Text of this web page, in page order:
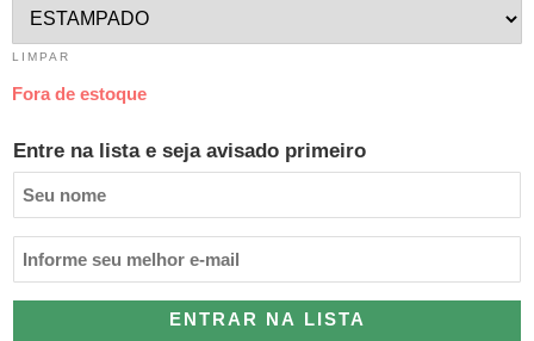
LIMPAR
Fora de estoque
Entre na lista e seja avisado primeiro
ENTRAR NA LISTA